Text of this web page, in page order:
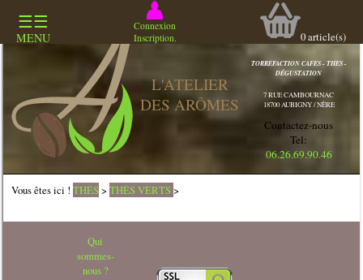
0 pas de reponse articles 471$mess_vide_art
☰☰
MENU
Connexion
Inscription.
0article(s)
L'ATELIER
DES ARÔMES
COMMERCE
SPECIALISÉ
TORREFACTION CAFES - THES -
DÉGUSTATION
7 RUE CAMBOURNAC
18700 AUBIGNY / NÈRE
Contactez-nous
Tel:
06.26.69.90.46
Vous êtes ici !THÉS>THÉS VERTS>
Qui
sommes-
nous ?